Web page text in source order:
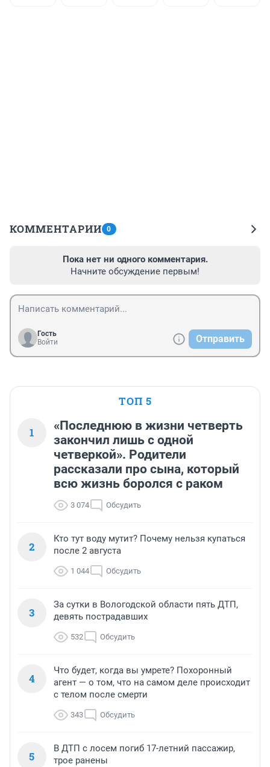
КОММЕНТАРИИ 0
Пока нет ни одного комментария.
Начните обсуждение первым!
Гость
Войти
Отправить
ТОП 5
1
«Последнюю в жизни четверть
закончил лишь с одной
четверкой». Родители
рассказали про сына, который
всю жизнь боролся с раком
3 074 Обсудить
2
Кто тут воду мутит? Почему нельзя купаться
после 2 августа
1 044 Обсудить
3
За сутки в Вологодской области пять ДТП,
девять пострадавших
532 Обсудить
4
Что будет, когда вы умрете? Похоронный
агент — о том, что на самом деле происходит
с телом после смерти
343 Обсудить
5
В ДТП с лосем погиб 17-летний пассажир,
трое ранены